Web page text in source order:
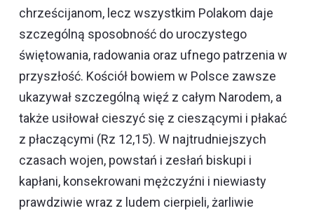
chrześcijanom, lecz wszystkim Polakom daje
szczególną sposobność do uroczystego
świętowania, radowania oraz ufnego patrzenia w
przyszłość. Kościół bowiem w Polsce zawsze
ukazywał szczególną więź z całym Narodem, a
także usiłował cieszyć się z cieszącymi i płakać
z płaczącymi (Rz 12,15). W najtrudniejszych
czasach wojen, powstań i zesłań biskupi i
kapłani, konsekrowani mężczyźni i niewiasty
prawdziwie wraz z ludem cierpieli, żarliwie